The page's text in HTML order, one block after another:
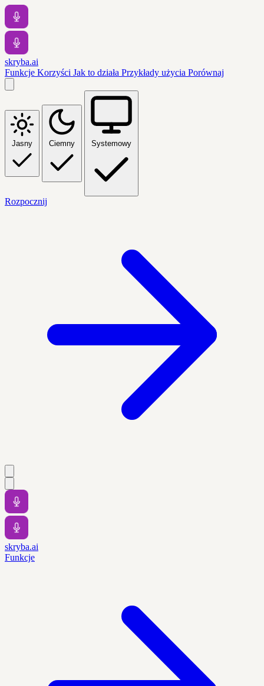
skryba.ai
Funkcje Korzyści Jak to działa Przykłady użycia Porównaj
Jasny Ciemny Systemowy
Rozpocznij
skryba.ai
Funkcje